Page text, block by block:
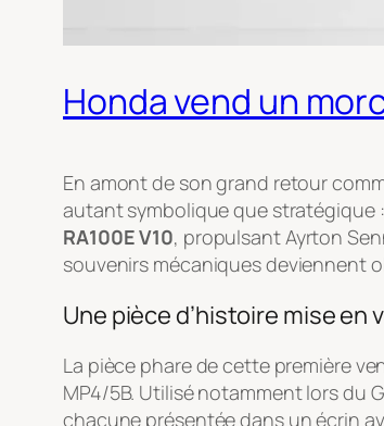
Honda vend un
En amont de son grand retour
autant symbolique que stratégique
RA100E V10, propulsant Ayrton
souvenirs mécaniques deviennent
Une pièce d’histoire mise en
La pièce phare de cette première
MP4/5B. Utilisé notamment lors du
chacune présentée dans un écrin